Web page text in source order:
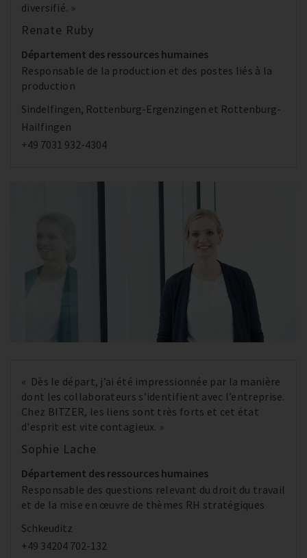
diversifié. »
Renate Ruby
Département des ressources humaines
Responsable de la production et des postes liés à la
production
Sindelfingen, Rottenburg-Ergenzingen et Rottenburg-
Hailfingen
+49 7031 932-4304
« Dès le départ, j’ai été impressionnée par la manière
dont les collaborateurs s’identifient avec l’entreprise.
Chez BITZER, les liens sont très forts et cet état
d'esprit est vite contagieux. »
Sophie Lache
Département des ressources humaines
Responsable des questions relevant du droit du travail
et de la mise en œuvre de thèmes RH stratégiques
Schkeuditz
+49 34204 702-132